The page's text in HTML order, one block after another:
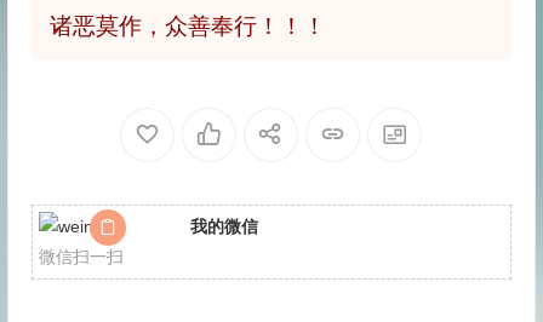
诸恶莫作，众善奉行！！！
我的微信
微信扫一扫